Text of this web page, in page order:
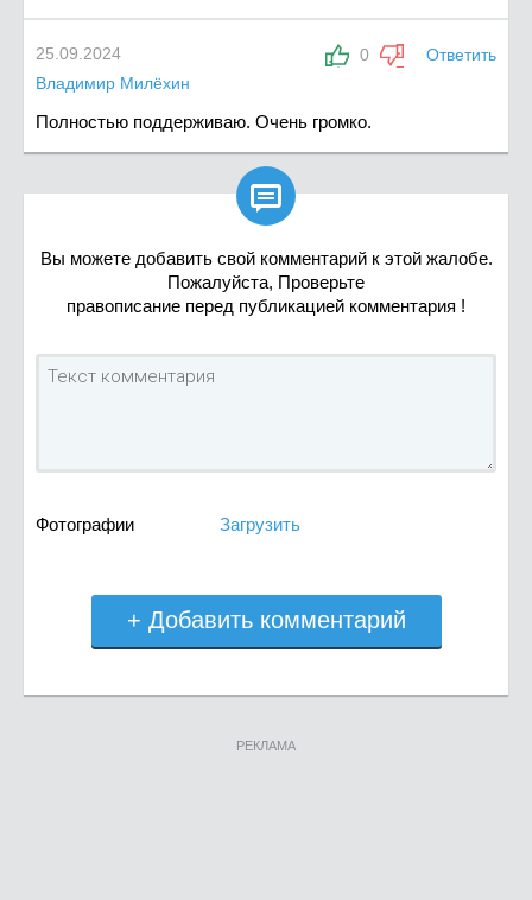
0 Ответить
25.09.2024
Владимир Милёхин
Полностью поддерживаю. Очень громко.

Вы можете добавить свой комментарий к этой жалобе.
Пожалуйста, Проверьте
правописание перед публикацией комментария !
Фотографии Загрузить
+ Добавить комментарий
РЕКЛАМА